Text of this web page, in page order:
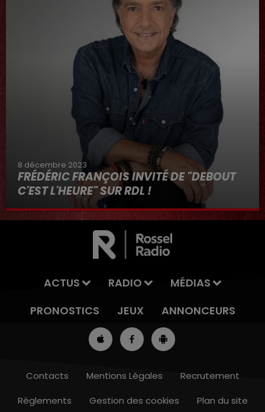
13h00 - 16h00
8 décembre 2023
FRÉDÉRIC FRANÇOIS INVITÉ DE "DEBOUT
C'EST L'HEURE" SUR RDL !
8 décembre 2023
ACTUS RADIO
MÉDIAS
PRONOSTICS
JEUX ANNONCEURS
Contacts Mentions Légales
Recrutement
Règlements
Gestion des cookies Plan du site